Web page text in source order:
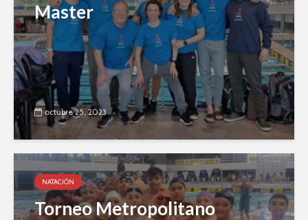
Master
octubre 25, 2023
NATACIÓN
Torneo Metropolitano